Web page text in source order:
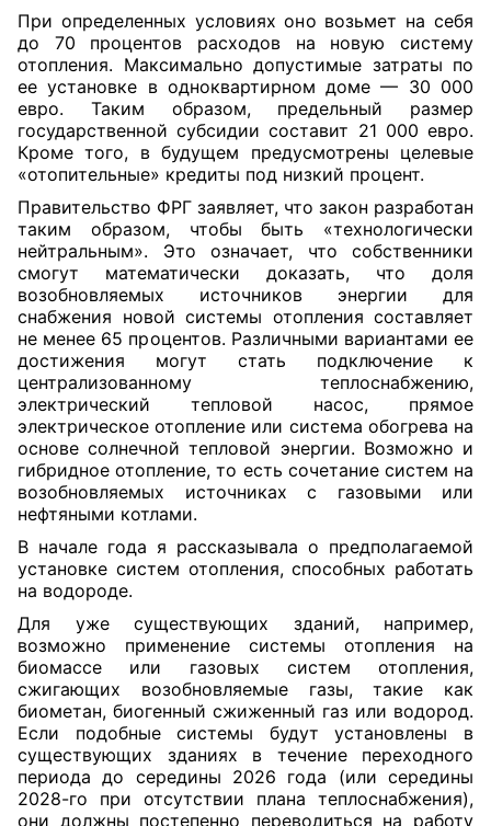
При определенных условиях оно возьмет на себя
до 70 процентов расходов на новую систему
отопления. Максимально допустимые затраты по
ее установке в одноквартирном доме — 30 000
евро. Таким образом, предельный размер
государственной субсидии составит 21 000 евро.
Кроме того, в будущем предусмотрены целевые
«отопительные» кредиты под низкий процент.
Правительство ФРГ заявляет, что закон разработан
таким образом, чтобы быть «технологически
нейтральным». Это означает, что собственники
смогут математически доказать, что доля
возобновляемых источников энергии для
снабжения новой системы отопления составляет
не менее 65 процентов. Различными вариантами ее
достижения могут стать подключение к
централизованному теплоснабжению,
электрический тепловой насос, прямое
электрическое отопление или система обогрева на
основе солнечной тепловой энергии. Возможно и
гибридное отопление, то есть сочетание систем на
возобновляемых источниках с газовыми или
нефтяными котлами.
В начале года я рассказывала о предполагаемой
установке систем отопления, способных работать
на водороде.
Для уже существующих зданий, например,
возможно применение системы отопления на
биомассе или газовых систем отопления,
сжигающих возобновляемые газы, такие как
биометан, биогенный сжиженный газ или водород.
Если подобные системы будут установлены в
существующих зданиях в течение переходного
периода до середины 2026 года (или середины
2028-го при отсутствии плана теплоснабжения),
они должны постепенно переводиться на работу